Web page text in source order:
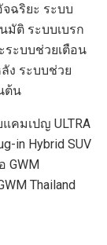
ฉริยะ ระบบ
มัติ ระบบเบรก
ะบบช่วยเตือน
ง ระบบช่วย
ต้น
คมเปญ ULTRA
in Hybrid SUV
GWM
Thailand